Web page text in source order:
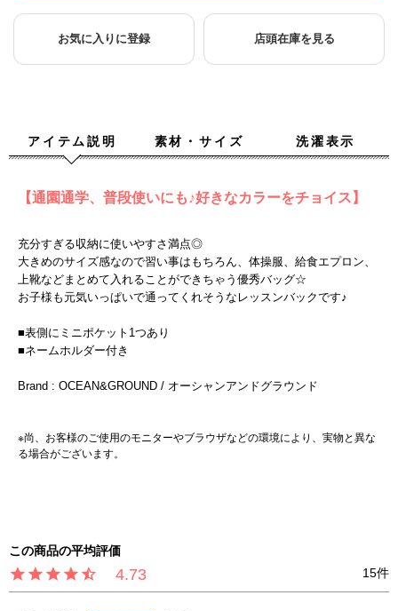
お気に入りに登録 店頭在庫を見る
アイテム説明 素材・サイズ 洗濯表示
【通園通学、普段使いにも♪好きなカラーをチョイス】
充分すぎる収納に使いやすさ満点◎
大きめのサイズ感なので習い事はもちろん、体操服、給食エプロン、
上靴などまとめて入れることができちゃう優秀バッグ☆
お子様も元気いっぱいで通ってくれそうなレッスンバックです♪
■表側にミニポケット1つあり
■ネームホルダー付き
Brand : OCEAN&GROUND / オーシャンアンドグラウンド
※尚、お客様のご使用のモニターやブラウザなどの環境により、実物と異な
る場合がございます。
4.73 15